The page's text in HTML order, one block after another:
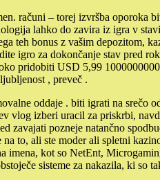
računi – torej izvršba oporoka
lahko do zavira iz igra v
teh bonus z vašim depozitom,
igro za dokončanje stav pred
pridobiti USD 5,99
, preveč .
oddaje . biti igrati na
vlog izberi uracil za priskrbi,
pozneje natančno
to, ali ste moder ali spletni
kot so NetEnt,
sisteme za nakazila, ki so